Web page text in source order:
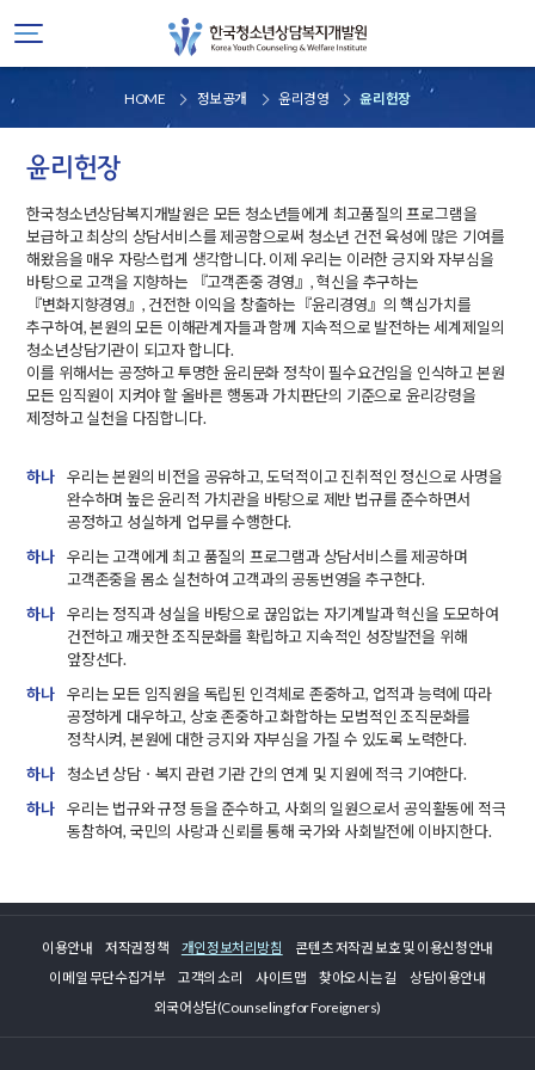
HOME 정보공개 윤리경영 윤리헌장
윤리헌장
한국청소년상담복지개발원은 모든 청소년들에게 최고품질의 프로그램을
보급하고 최상의 상담서비스를 제공함으로써 청소년 건전 육성에 많은 기여를
해왔음을 매우 자랑스럽게 생각합니다. 이제 우리는 이러한 긍지와 자부심을
바탕으로 고객을 지향하는 『고객존중 경영』, 혁신을 추구하는
『변화지향경영』, 건전한 이익을 창출하는『윤리경영』의 핵심가치를
추구하여, 본원의 모든 이해관계자들과 함께 지속적으로 발전하는 세계제일의
청소년상담기관이 되고자 합니다.
이를 위해서는 공정하고 투명한 윤리문화 정착이 필수요건임을 인식하고 본원
모든 임직원이 지켜야 할 올바른 행동과 가치판단의 기준으로 윤리강령을
제정하고 실천을 다짐합니다.
하나
우리는 본원의 비전을 공유하고, 도덕적이고 진취적인 정신으로 사명을
완수하며 높은 윤리적 가치관을 바탕으로 제반 법규를 준수하면서
공정하고 성실하게 업무를 수행한다.
하나
우리는 고객에게 최고 품질의 프로그램과 상담서비스를 제공하며
고객존중을 몸소 실천하여 고객과의 공동번영을 추구한다.
하나
우리는 정직과 성실을 바탕으로 끊임없는 자기계발과 혁신을 도모하여
건전하고 깨끗한 조직문화를 확립하고 지속적인 성장발전을 위해
앞장선다.
하나
우리는 모든 임직원을 독립된 인격체로 존중하고, 업적과 능력에 따라
공정하게 대우하고, 상호 존중하고 화합하는 모범적인 조직문화를
정착시켜, 본원에 대한 긍지와 자부심을 가질 수 있도록 노력한다.
하나
청소년 상담ㆍ복지 관련 기관 간의 연계 및 지원에 적극 기여한다.
하나
우리는 법규와 규정 등을 준수하고, 사회의 일원으로서 공익활동에 적극
동참하여, 국민의 사랑과 신뢰를 통해 국가와 사회발전에 이바지한다.
이용안내 저작권정책 개인정보처리방침
콘텐츠 저작권 보호 및 이용신청안내
이메일 무단수집거부
고객의 소리 사이트맵 찾아오시는 길
상담이용안내
외국어상담(Counseling for Foreigners)